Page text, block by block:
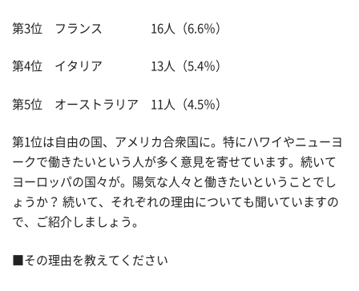
第3位 フランス 16人（6.6％）
第4位 イタリア 13人（5.4％）
第5位 オーストラリア 11人（4.5％）
第1位は自由の国、アメリカ合衆国に。特にハワイやニューヨ
ークで働きたいという人が多く意見を寄せています。続いて
ヨーロッパの国々が。陽気な人々と働きたいということでし
ょうか？ 続いて、それぞれの理由についても聞いていますの
で、ご紹介しましょう。
■その理由を教えてください